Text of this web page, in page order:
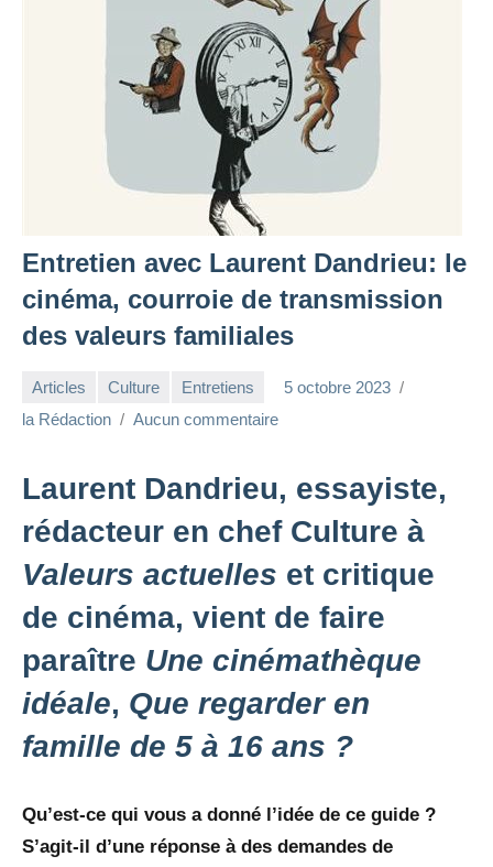
Entretien avec Laurent Dandrieu: le
cinéma, courroie de transmission
des valeurs familiales
Articles Culture Entretiens
5 octobre 2023
la Rédaction
Aucun commentaire
Laurent Dandrieu, essayiste,
rédacteur en chef Culture à
Valeurs actuelles et critique
de cinéma, vient de faire
paraître Une cinémathèque
idéale, Que regarder en
famille de 5 à 16 ans ?
Qu’est-ce qui vous a donné l’idée de ce guide ?
S’agit-il d’une réponse à des demandes de